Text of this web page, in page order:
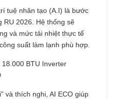
tuệ nhân tạo (A.I) là bước
RU 2026. Hệ thống sẽ
và mức tải nhiệt thực tế
suất làm lạnh phù hợp.
và thích nghi, AI ECO giúp